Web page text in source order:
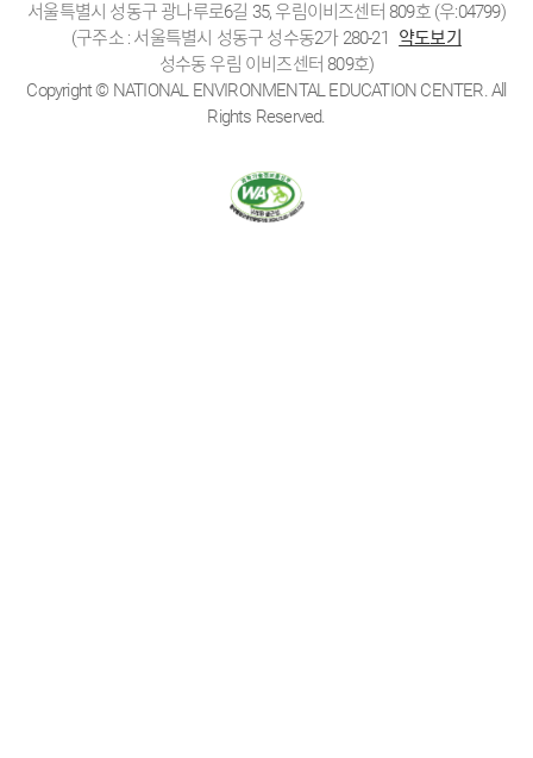
서울특별시 성동구 광나루로6길 35, 우림이비즈센터 809호 (우:04799)
(구주소 : 서울특별시 성동구 성수동2가 280-21
약도보기
성수동 우림 이비즈센터 809호)
Copyright © NATIONAL ENVIRONMENTAL EDUCATION CENTER. All
Rights Reserved.